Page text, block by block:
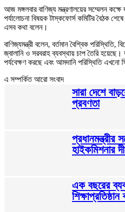
আজ মঙ্গলবার বাণিজ্য মন্ত্রণালয়ের সম্মেলন
পর্যালোচনা বিষয়ক টাস্কফোর্স কমিটির বৈঠক
এসব কথা বলেন।
বাণিজ্যমন্ত্রী বলেন, বর্তমান বৈশ্বিক পরিস্থিতি,
জ্বালানি ও সরবরাহ ব্যবস্থায় চাপ তৈরি হয়েছে।
পর্যবেক্ষণ করছে এবং আমদানি পরিস্থিতি এখনো
এ সম্পর্কিত আরো সংবাদ
সারা দেশে
প্রবণতা
প্রধানমন্ত্রীর
হাইকমিশনার
এক বছরের